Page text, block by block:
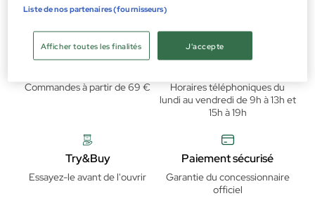
Commandes à partir de 69 €
Horaires téléphoniques du
lundi au vendredi de 9h à 13h et
15h à 19h
Try&Buy
Essayez-le avant de l'ouvrir
Paiement sécurisé
Garantie du concessionnaire
officiel
Liste de nos partenaires (fournisseurs)
J'accepte
Afficher toutes les finalités